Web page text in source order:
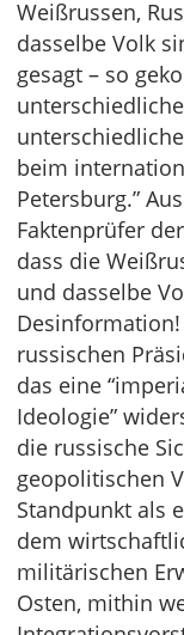
Weißrussen,
dasselbe Volk
gesagt – so
beim
Petersburg.”
Faktenprüfer
dass die
und dasselbe
russischen
das eine
Ideologie”
die russische
geopolitischen
Standpunkt als
dem
militärischen
Osten, mithin